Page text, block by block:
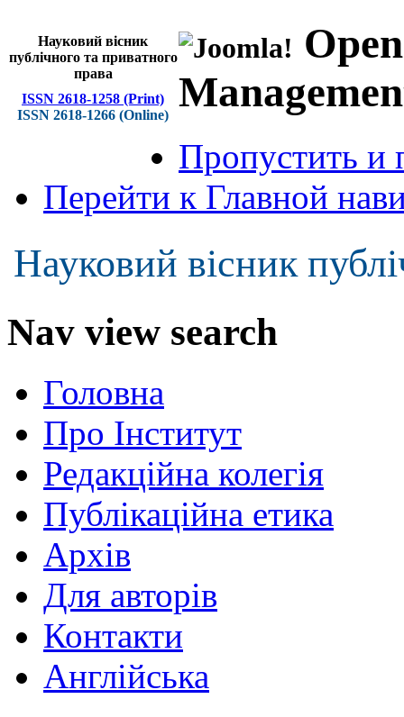
Науковий вісник
публічного та приватного
права
ISSN 2618-1258 (Print)
ISSN 2618-1266 (Online)
Пропустить и
Перейти к Главной
Науковий вісник
Nav view search
Головна
Про Інститут
Редакційна колегія
Публікаційна етика
Архів
Для авторів
Контакти
Англійська